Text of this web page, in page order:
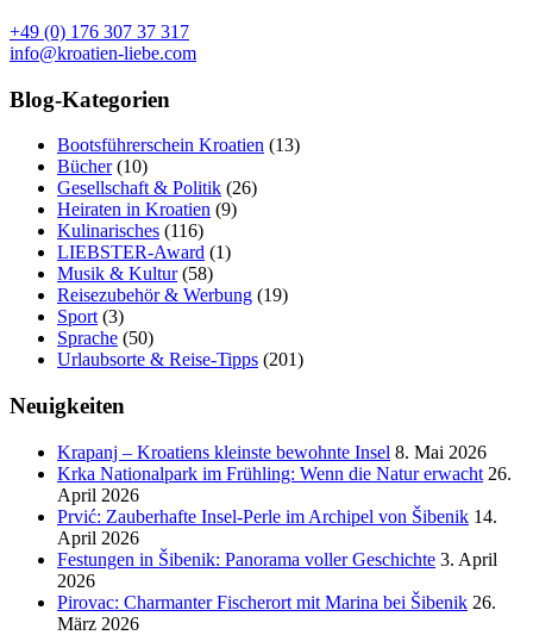
+49 (0) 176 307 37 317
info@kroatien-liebe.com
Blog-Kategorien
Bootsführerschein Kroatien (13)
Bücher(10)
Gesellschaft & Politik (26)
Heiraten in Kroatien (9)
Kulinarisches (116)
LIEBSTER-Award (1)
Musik & Kultur(58)
Reisezubehör & Werbung (19)
Sport (3)
Sprache (50)
Urlaubsorte & Reise-Tipps (201)
Neuigkeiten
Krapanj – Kroatiens kleinste bewohnte Insel 8. Mai 2026
Krka Nationalpark im Frühling: Wenn die Natur erwacht 26.
April 2026
Prvić: Zauberhafte Insel-Perle im Archipel von Šibenik 14.
April 2026
Festungen in Šibenik: Panorama voller Geschichte 3. April
2026
Pirovac: Charmanter Fischerort mit Marina bei Šibenik 26.
März 2026